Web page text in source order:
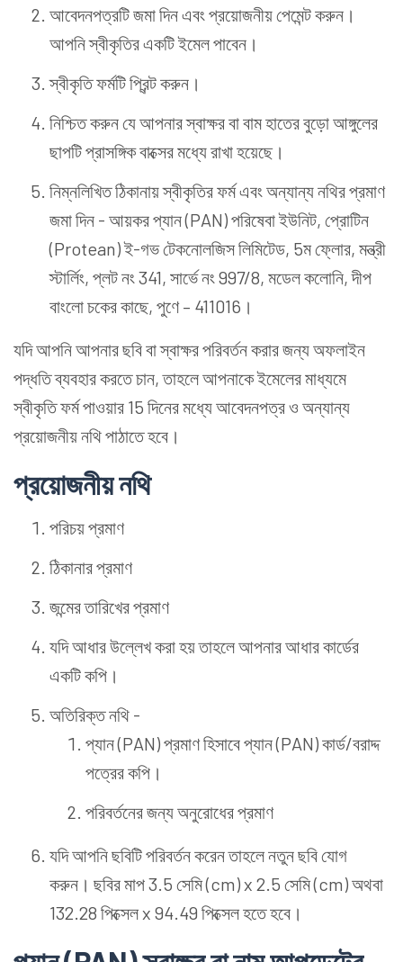
আবেদনপত্রটি জমা দিন এবং প্রয়োজনীয় পেমেন্ট করুন।
আপনি স্বীকৃতির একটি ইমেল পাবেন।
স্বীকৃতি ফর্মটি প্রিন্ট করুন।
নিশ্চিত করুন যে আপনার স্বাক্ষর বা বাম হাতের বুড়ো আঙ্গুলের
ছাপটি প্রাসঙ্গিক বাক্সের মধ্যে রাখা হয়েছে।
নিম্নলিখিত ঠিকানায় স্বীকৃতির ফর্ম এবং অন্যান্য নথির প্রমাণ
জমা দিন - আয়কর প্যান (PAN) পরিষেবা ইউনিট, প্রোটিন
(Protean) ই-গভ টেকনোলজিস লিমিটেড, 5ম ফ্লোর, মন্ত্রী
স্টার্লিং, প্লট নং 341, সার্ভে নং 997/8, মডেল কলোনি, দীপ
বাংলো চকের কাছে, পুণে – 411016।
যদি আপনি আপনার ছবি বা স্বাক্ষর পরিবর্তন করার জন্য অফলাইন
পদ্ধতি ব্যবহার করতে চান, তাহলে আপনাকে ইমেলের মাধ্যমে
স্বীকৃতি ফর্ম পাওয়ার 15 দিনের মধ্যে আবেদনপত্র ও অন্যান্য
প্রয়োজনীয় নথি পাঠাতে হবে।
প্রয়োজনীয় নথি
পরিচয় প্রমাণ
ঠিকানার প্রমাণ
জন্মের তারিখের প্রমাণ
যদি আধার উল্লেখ করা হয় তাহলে আপনার আধার কার্ডের
একটি কপি।
অতিরিক্ত নথি -
প্যান (PAN) প্রমাণ হিসাবে প্যান (PAN) কার্ড/বরাদ্দ
পত্রের কপি।
পরিবর্তনের জন্য অনুরোধের প্রমাণ
যদি আপনি ছবিটি পরিবর্তন করেন তাহলে নতুন ছবি যোগ
করুন। ছবির মাপ 3.5 সেমি (cm) x 2.5 সেমি (cm) অথবা
132.28 পিক্সেল x 94.49 পিক্সেল হতে হবে।